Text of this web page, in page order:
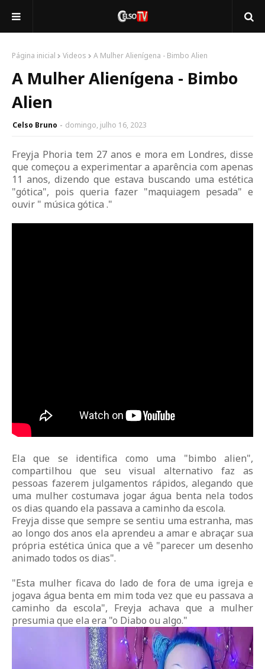
Página inicial Videos A Mulher Alienígena - Bimbo Alien
A Mulher Alienígena - Bimbo
Alien
Celso Bruno domingo, julho 16, 2023
Freyja Phoria tem 27 anos e mora em Londres, disse
que começou a experimentar a aparência com apenas
11 anos, dizendo que estava buscando uma estética
"gótica", pois queria fazer "maquiagem pesada" e
ouvir " música gótica ."
Ela que se identifica como uma "bimbo alien",
compartilhou que seu visual alternativo faz as
pessoas fazerem julgamentos rápidos, alegando que
uma mulher costumava jogar água benta nela todos
os dias quando ela passava a caminho da escola.
Freyja disse que sempre se sentiu uma estranha, mas
ao longo dos anos ela aprendeu a amar e abraçar sua
própria estética única que a vê "parecer um desenho
animado todos os dias".
"Esta mulher ficava do lado de fora de uma igreja e
jogava água benta em mim toda vez que eu passava a
caminho da escola", Freyja achava que a mulher
presumia que ela era "o Diabo ou algo."